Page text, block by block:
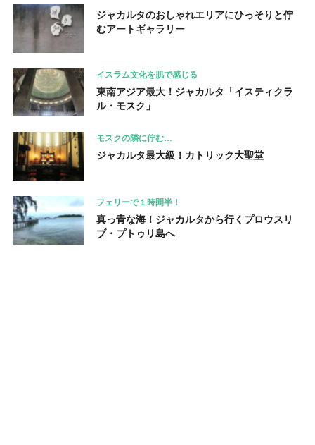
ジャカルタのおしゃれエリアにひっそりと佇
むアートギャラリー
イスラム文化を肌で感じる
東南アジア最大！ジャカルタ「イスティクラ
ル・モスク」
モスクの隣に佇む…
ジャカルタ最大級！カトリック大聖堂
フェリーで１時間半！
真っ青な海！ジャカルタから行くプロウスリ
ブ・プトゥリ島へ